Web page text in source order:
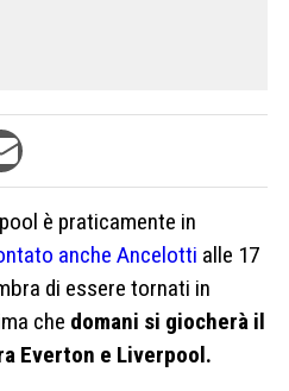
è praticamente in
anche Ancelotti alle 17
di essere tornati in
che domani si giocherà il
Everton e Liverpool.